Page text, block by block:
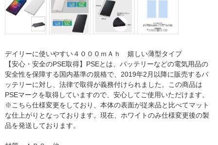
デイリーに使いやすい４０００ｍＡｈ 嬉しい薄型タイプ
【安心・安全のPSE取得】PSEとは、バッテリーなどの電気用品の
安全性を保障する国内基準の規格で、2019年2月以降に販売するバ
ッテリーに対し、法律で取得が義務付けられました。この商品は
PSEマークを取得していますので、安心してご使用いただけます。
※こちら仕様変更をしており、本体の表面が従来品と比べてマット
な仕上がりとなっております。現在、ホワイトのみ仕様変更後の製
品を発送しております。